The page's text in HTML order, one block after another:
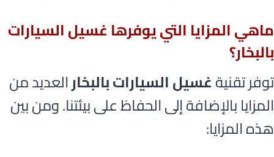
ماهي المزايا التي يوفرها غسيل السيارات
بالبخار؟
توفر تقنيةغسيل السيارات بالبخارالعديد من
المزايا بالإضافة إلى الحفاظ على بيئتنا. ومن بين
هذه المزايا: